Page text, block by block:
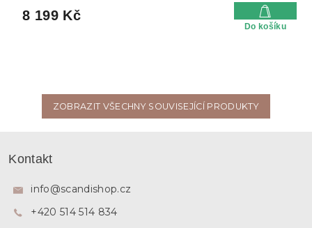
8 199 Kč
Do košíku
ZOBRAZIT VŠECHNY SOUVISEJÍCÍ PRODUKTY
Kontakt
info@scandishop.cz
+420 514 514 834